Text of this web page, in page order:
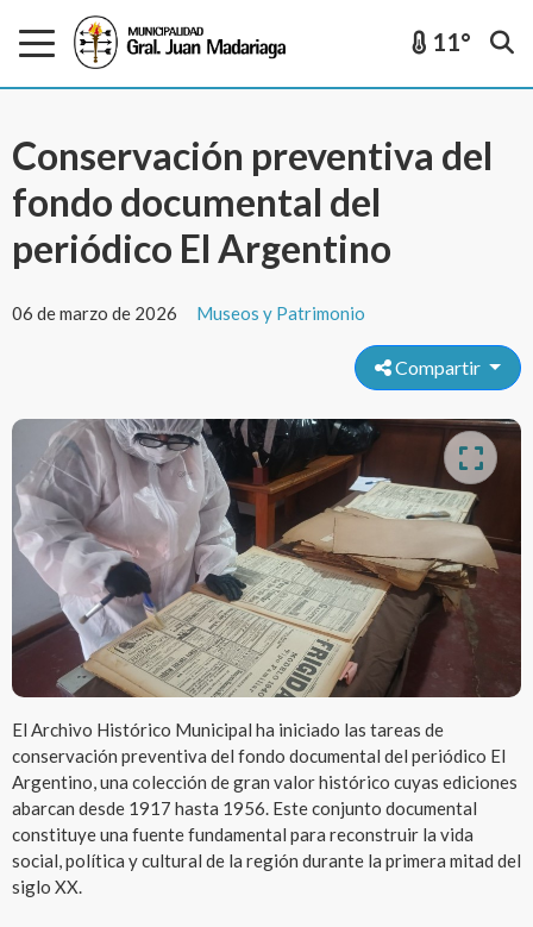
11°
Conservación preventiva del
fondo documental del
periódico El Argentino
06 de marzo de 2026 Museos y Patrimonio
Compartir
El Archivo Histórico Municipal ha iniciado las tareas de
conservación preventiva del fondo documental del periódico El
Argentino, una colección de gran valor histórico cuyas ediciones
abarcan desde 1917 hasta 1956. Este conjunto documental
constituye una fuente fundamental para reconstruir la vida
social, política y cultural de la región durante la primera mitad del
siglo XX.